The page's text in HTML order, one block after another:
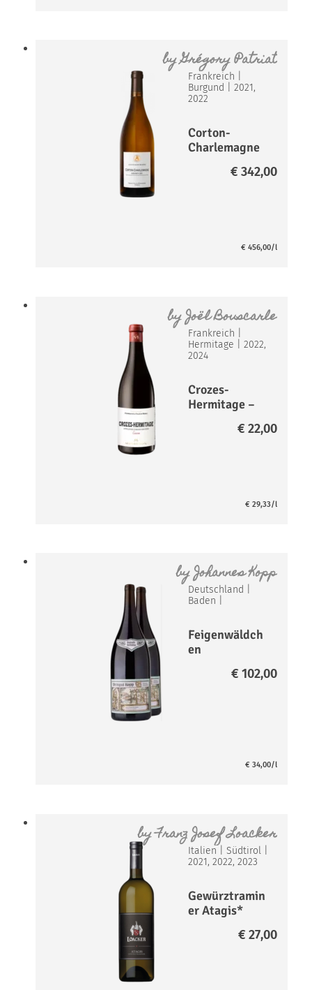
byGrégory Patriat
Frankreich
Burgund
|2021,
2022
Corton-
Charlemagne
€ 342,00
€ 456,00/l
byJoël Bouscarle
Frankreich
Hermitage |2022,
2024
Crozes-
Hermitage –
€ 22,00
€ 29,33/l
byJohannes Kopp
Deutschland
Baden
Feigenwäldch
en
r Magnum
€ 102,00
€ 34,00/l
byFranz Josef Loacker
Italien |Südtirol
2021, 2022, 2023
Gewürztramin
er Atagis*
€ 27,00